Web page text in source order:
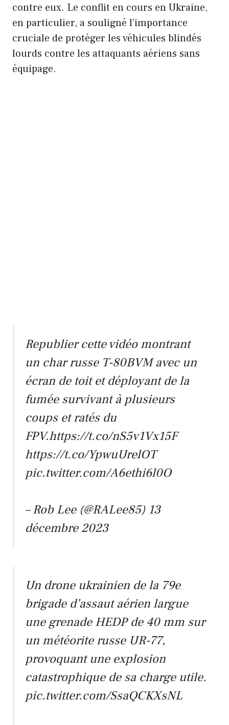
contre eux. Le conflit en cours en Ukraine,
en particulier, a souligné l’importance
cruciale de protéger les véhicules blindés
lourds contre les attaquants aériens sans
équipage.
Republier cette vidéo montrant
un char russe T-80BVM avec un
écran de toit et déployant de la
fumée survivant à plusieurs
coups et ratés du
FPV.https://t.co/nS5v1Vx15F
https://t.co/YpwuUrelOT
pic.twitter.com/A6ethi6l0O
– Rob Lee (@RALee85) 13
décembre 2023
Un drone ukrainien de la 79e
brigade d’assaut aérien largue
une grenade HEDP de 40 mm sur
un météorite russe UR-77,
provoquant une explosion
catastrophique de sa charge utile.
pic.twitter.com/SsaQCKXsNL